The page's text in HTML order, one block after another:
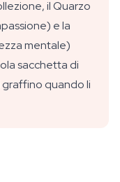
il Quarzo
e la
mentale)
sacchetta di
quando li